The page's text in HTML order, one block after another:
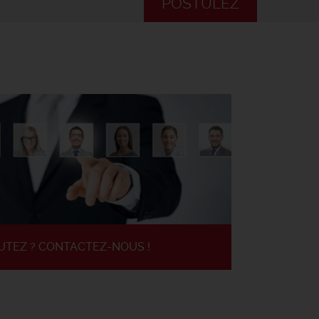
POSTULEZ
? CONTACTEZ-NOUS !